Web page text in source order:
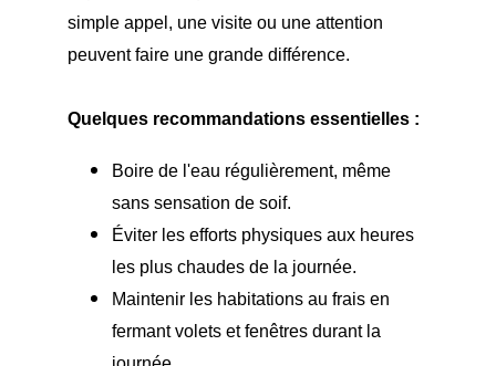
simple appel, une visite ou une attention
peuvent faire une grande différence.
Quelques recommandations essentielles :
Boire de l'eau régulièrement, même
sans sensation de soif.
Éviter les efforts physiques aux heures
les plus chaudes de la journée.
Maintenir les habitations au frais en
fermant volets et fenêtres durant la